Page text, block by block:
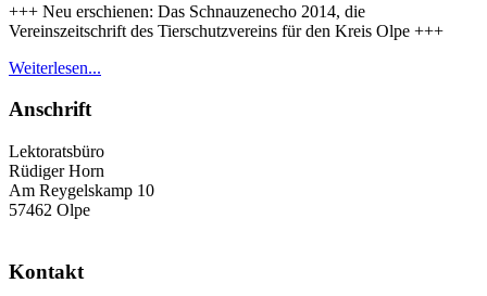
+++ Neu erschienen: Das Schnauzenecho 2014, die
Vereinszeitschrift des Tierschutzvereins für den Kreis Olpe +++
Weiterlesen...
Anschrift
Lektoratsbüro
Rüdiger Horn
Am Reygelskamp 10
57462 Olpe
Kontakt